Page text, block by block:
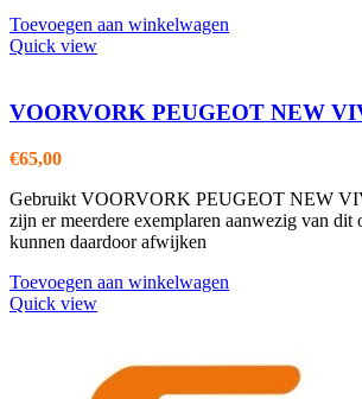
Toevoegen aan winkelwagen
Quick view
VOORVORK PEUGEOT NEW
€65,00
Gebruikt VOORVORK PEUGEOT NEW
zijn er meerdere exemplaren aanwezig van dit
kunnen daardoor afwijken
Toevoegen aan winkelwagen
Quick view